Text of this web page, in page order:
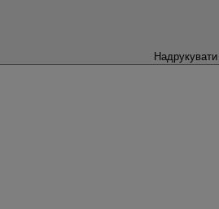
Надрукувати